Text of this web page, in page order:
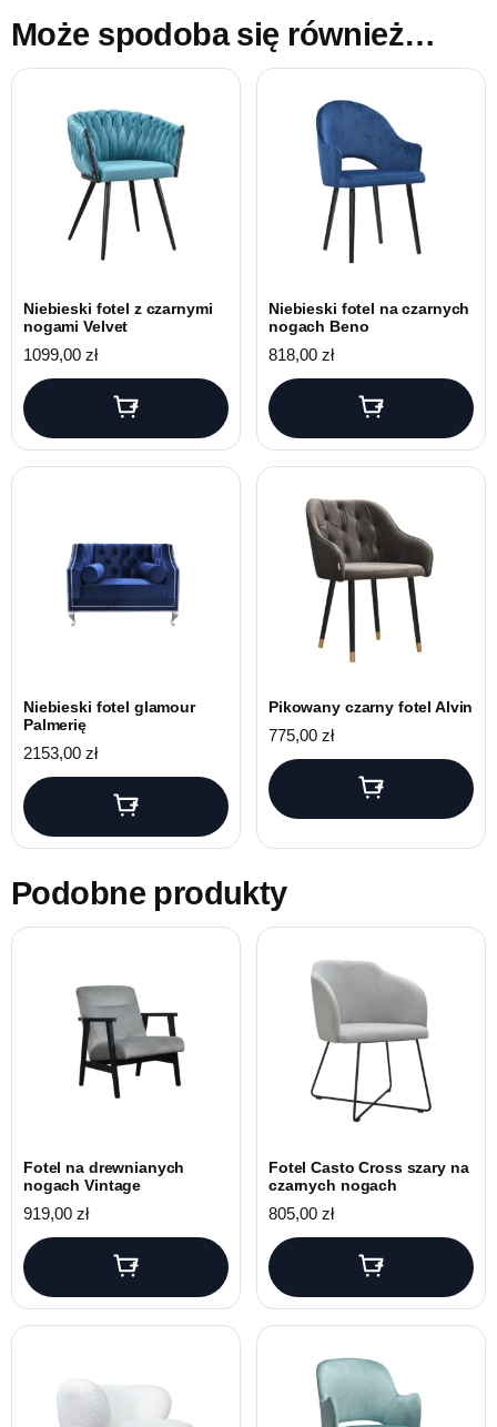
Może spodoba się również…
Niebieski fotel z czarnymi
nogami Velvet
1099,00 zł
Niebieski fotel na czarnych
nogach Beno
818,00 zł
Niebieski fotel glamour
Palmerię
2153,00 zł
Pikowany czarny fotel Alvin
775,00 zł
Podobne produkty
Fotel na drewnianych
nogach Vintage
919,00 zł
Fotel Casto Cross szary na
czarnych nogach
805,00 zł